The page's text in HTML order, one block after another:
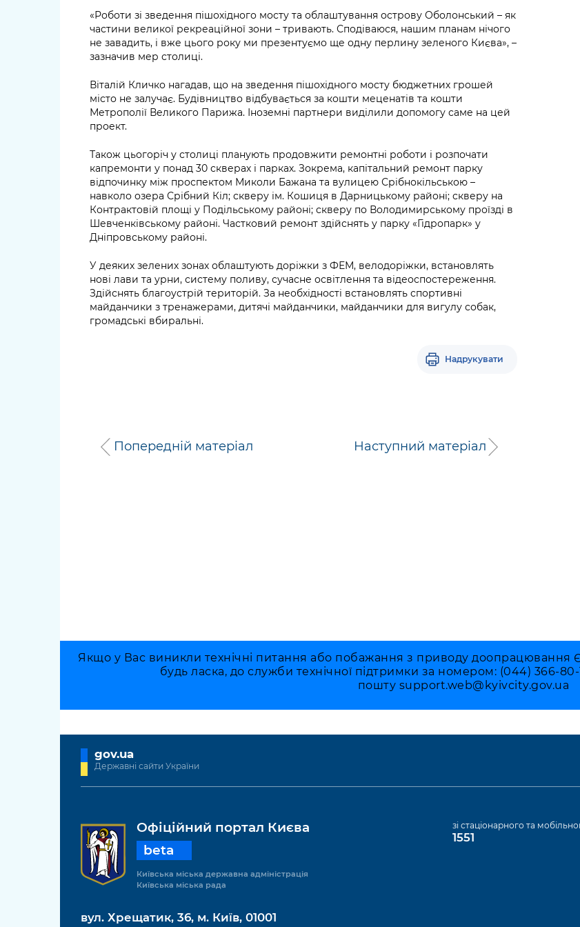
«Роботи зі зведення пішохідного мосту та облаштування острову Оболонський – як
частини великої рекреаційної зони – тривають. Сподіваюся, нашим планам нічого
не завадить, і вже цього року ми презентуємо ще одну перлину зеленого Києва», –
зазначив мер столиці.
Віталій Кличко нагадав, що на зведення пішохідного мосту бюджетних грошей
місто не залучає. Будівництво відбувається за кошти меценатів та кошти
Метрополії Великого Парижа. Іноземні партнери виділили допомогу саме на цей
проект.
Також цьогоріч у столиці планують продовжити ремонтні роботи і розпочати
капремонти у понад 30 скверах і парках. Зокрема, капітальний ремонт парку
відпочинку між проспектом Миколи Бажана та вулицею Срібнокільською –
навколо озера Срібний Кіл; скверу ім. Кошиця в Дарницькому районі; скверу на
Контрактовій площі у Подільському районі; скверу по Володимирському проїзді в
Шевченківському районі. Частковий ремонт здійснять у парку «Гідропарк» у
Дніпровському районі.
У деяких зелених зонах облаштують доріжки з ФЕМ, велодоріжки, встановлять
нові лави та урни, систему поливу, сучасне освітлення та відеоспостереження.
Здійснять благоустрій територій. За необхідності встановлять спортивні
майданчики з тренажерами, дитячі майданчики, майданчики для вигулу собак,
громадські вбиральні.
Надрукувати
Попередній матеріал Наступний матеріал
Якщо у Вас виникли технічні питання або побажання з приводу доопрацювання
будь ласка, до служби технічної підтримки за номером: (044) 366-
пошту support.web@kyivcity.gov.ua
gov.ua
Державні сайти України
Офіційний портал Києва
beta
Київська міська державна адміністрація
Київська міська рада
вул. Хрещатик, 36, м. Київ, 01001
зі стаціонарного та
1551